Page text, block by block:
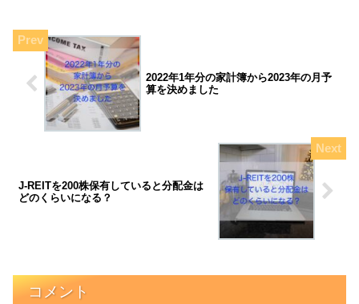
2022年1年分の家計簿から2023年の月予
算を決めました
J-REITを200株保有していると分配金は
どのくらいになる？
コメント